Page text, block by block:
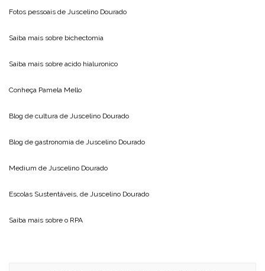
Fotos pessoais de Juscelino Dourado
Saiba mais sobre bichectomia
Saiba mais sobre acido hialuronico
Conheça Pamela Mello
Blog de cultura de Juscelino Dourado
Blog de gastronomia de Juscelino Dourado
Medium de Juscelino Dourado
Escolas Sustentáveis, de Juscelino Dourado
Saiba mais sobre o RPA